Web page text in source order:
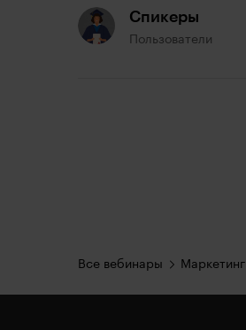
Спикеры
Пользователи
Все вебинары Маркетинг